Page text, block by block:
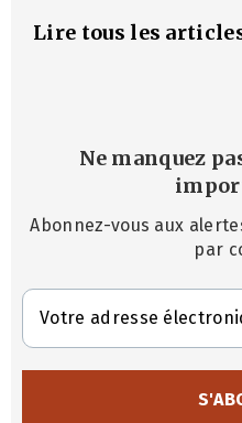
Lire tous les
Ne manquez
Abonnez-vous aux
par